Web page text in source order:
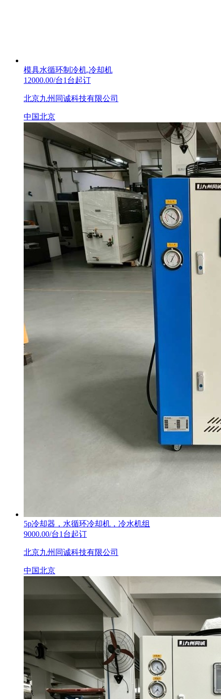
模具水循环制冷机,冷却机
12000.00/台1台起订
北京九州同诚科技有限公司
中国北京
5p冷却器，水循环冷却机，冷水机组
9000.00/台1台起订
北京九州同诚科技有限公司
中国北京